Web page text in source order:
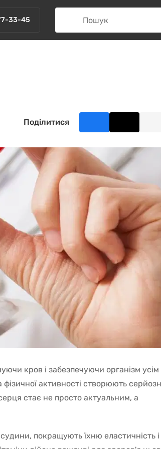
33-45
Поділитися
кров і забезпечуючи організм усім
активності створюють
стає не просто актуальним, а
покращують їхню еластичність і